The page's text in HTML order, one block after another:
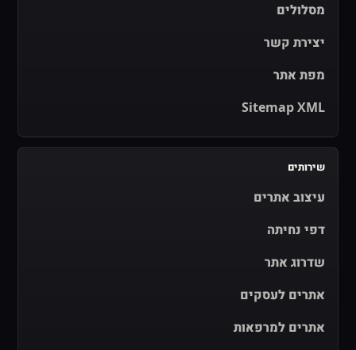
מסלולים
יצירת קשר
מפת אתר
Sitemap XML
שירותים
עיצוב אתרים
דפי נחיתה
שדרוג אתר
אתרים לעסקים
אתרים למרפאות